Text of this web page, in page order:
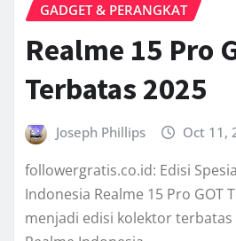
GADGET & PERANGKAT
Realme 15 Pro
Terbatas 2025
Joseph Phillips Oct 11,
followergratis.co.id: Edisi
Indonesia Realme 15 Pro GOT
menjadi edisi kolektor